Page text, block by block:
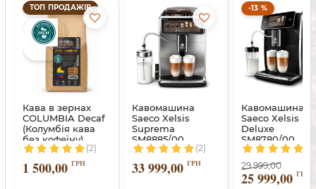
ТОП ПРОДАЖІВ
Кава в зернах
COLUMBIA Decaf
(Колумбія кава
без кофеїну)
(2)
1 500,00 ГРН
Кавомашина
Saeco Xelsis
Suprema
SM8885/00
(2)
33 999,00 ГРН
-13 %
Кавомашина
Saeco Xelsis
Deluxe
SM8780/00
29 999,00
25 999,00 ГРН